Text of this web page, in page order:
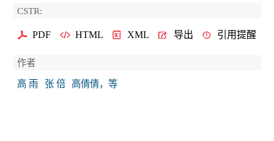
CSTR:
PDF HTML XML 导出 引用提醒
作者
高 雨
张 倍 高倩倩，等